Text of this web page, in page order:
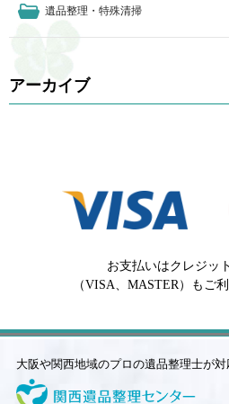
遺品整理・特殊清掃
アーカイブ
お支払いはクレジッ
（VISA、MASTER）もご
大阪や関西地域のプロの遺品整理士が対